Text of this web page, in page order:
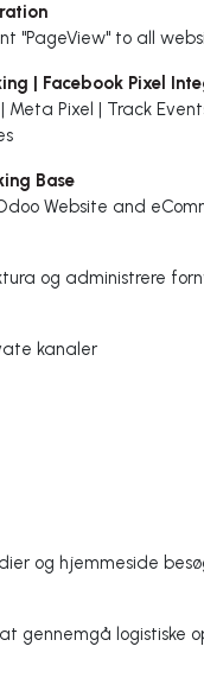
"PageView" to all
| Facebook Pixel
Meta Pixel | Track
Base
Website and
og administrere
kanaler
og hjemmeside
gennemgå logistiske